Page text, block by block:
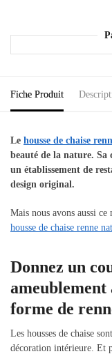
Fiche Produit
Le housse de chaise
beauté de la nature.
un établissement de
design original.
Mais nous avons aussi
housse de chaise renne
Donnez un
ameublement
forme de
Les housses de chaise
décoration intérieure. Et